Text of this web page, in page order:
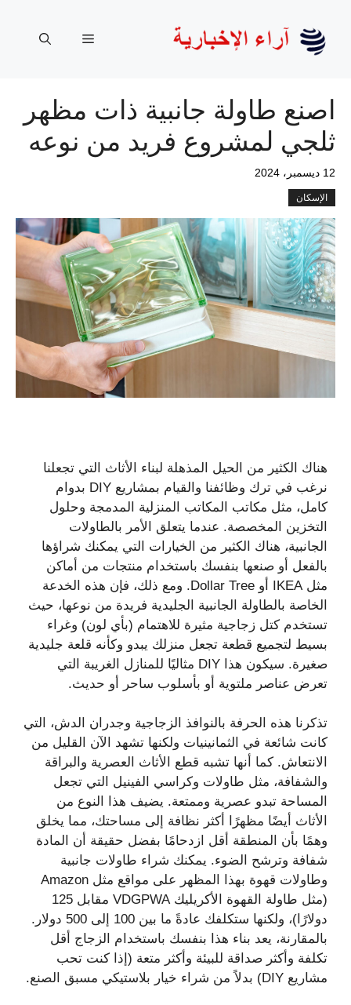
المحتوى
القائمة
اصنع طاولة جانبية ذات مظهر
ثلجي لمشروع فريد من نوعه
12 ديسمبر، 2024
الإسكان
هناك الكثير من الحيل المذهلة لبناء الأثاث التي تجعلنا
نرغب في ترك وظائفنا والقيام بمشاريع DIY بدوام
كامل، مثل مكاتب المكاتب المنزلية المدمجة وحلول
التخزين المخصصة. عندما يتعلق الأمر بالطاولات
الجانبية، هناك الكثير من الخيارات التي يمكنك شراؤها
بالفعل أو صنعها بنفسك باستخدام منتجات من أماكن
مثل IKEA أو Dollar Tree. ومع ذلك، فإن هذه الخدعة
الخاصة بالطاولة الجانبية الجليدية فريدة من نوعها، حيث
تستخدم كتل زجاجية مثيرة للاهتمام (بأي لون) وغراء
بسيط لتجميع قطعة تجعل منزلك يبدو وكأنه قلعة جليدية
صغيرة. سيكون هذا DIY مثاليًا للمنازل الغريبة التي
تعرض عناصر ملتوية أو بأسلوب ساحر أو حديث.
تذكرنا هذه الحرفة بالنوافذ الزجاجية وجدران الدش، التي
كانت شائعة في الثمانينيات ولكنها تشهد الآن القليل من
الانتعاش. كما أنها تشبه قطع الأثاث العصرية والبراقة
والشفافة، مثل طاولات وكراسي الفينيل التي تجعل
المساحة تبدو عصرية وممتعة. يضيف هذا النوع من
الأثاث أيضًا مظهرًا أكثر نظافة إلى مساحتك، مما يخلق
وهمًا بأن المنطقة أقل ازدحامًا بفضل حقيقة أن المادة
شفافة وترشح الضوء. يمكنك شراء طاولات جانبية
وطاولات قهوة بهذا المظهر على مواقع مثل Amazon
(مثل طاولة القهوة الأكريليك VDGPWA مقابل 125
دولارًا)، ولكنها ستكلفك عادةً ما بين 100 إلى 500 دولار.
بالمقارنة، يعد بناء هذا بنفسك باستخدام الزجاج أقل
تكلفة وأكثر صداقة للبيئة وأكثر متعة (إذا كنت تحب
مشاريع DIY) بدلاً من شراء خيار بلاستيكي مسبق الصنع.